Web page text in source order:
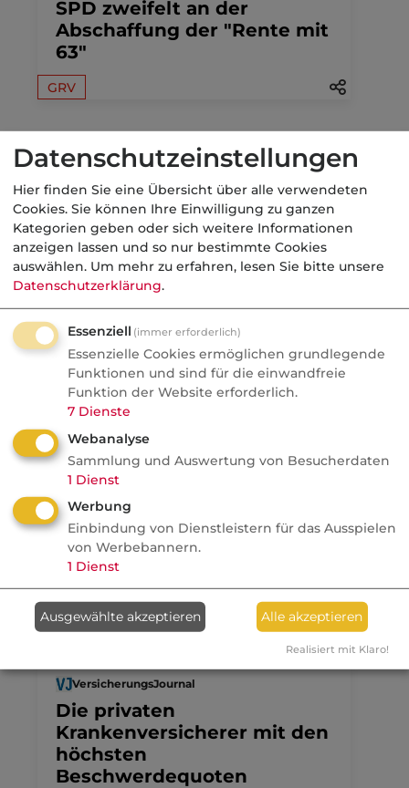
SPD zweifelt an der
Abschaffung der "Rente mit
63"
GRV
31.07.2026
VersicherungsJournal
Neuer Makler-Favorit in der
Rürup-Vorsorge
Markt
Nachrichten
Recht auf
Vergessenwerden:
Versicherungsschutz für
Krebsüberlebende?
Politik
VersicherungsJournal
Die privaten
Krankenversicherer mit den
höchsten
Beschwerdequoten
Datenschutzeinstellungen
Hier finden Sie eine Übersicht über alle verwendeten
Cookies. Sie können Ihre Einwilligung zu ganzen
Kategorien geben oder sich weitere Informationen
anzeigen lassen und so nur bestimmte Cookies
auswählen. Um mehr zu erfahren, lesen Sie bitte unsere
Datenschutzerklärung.
Essenziell (immer erforderlich)
Essenzielle Cookies ermöglichen grundlegende
Funktionen und sind für die einwandfreie
Funktion der Website erforderlich.
7 Dienste
Webanalyse
Sammlung und Auswertung von Besucherdaten
1 Dienst
Werbung
Einbindung von Dienstleistern für das Ausspielen
von Werbebannern.
1 Dienst
Ausgewählte akzeptieren Alle akzeptieren
Realisiert mit Klaro!